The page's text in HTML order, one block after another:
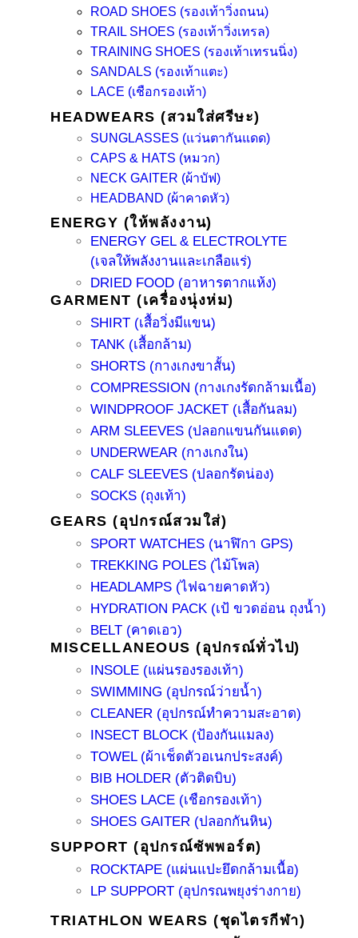
ROAD SHOES (รองเท้าวิ่งถนน)
TRAIL SHOES (รองเท้าวิ่งเทรล)
TRAINING SHOES (รองเท้าเทรนนิ่ง)
SANDALS (รองเท้าแตะ)
LACE (เชือกรองเท้า)
HEADWEARS (สวมใส่ศรีษะ)
SUNGLASSES (แว่นตากันแดด)
CAPS & HATS (หมวก)
NECK GAITER (ผ้าบัฟ)
HEADBAND (ผ้าคาดหัว)
ENERGY (ให้พลังงาน)
ENERGY GEL & ELECTROLYTE
(เจลให้พลังงานและเกลือแร่)
DRIED FOOD (อาหารตากแห้ง)
GARMENT (เครื่องนุ่งห่ม)
SHIRT (เสื้อวิ่งมีแขน)
TANK (เสื้อกล้าม)
SHORTS (กางเกงขาสั้น)
COMPRESSION (กางเกงรัดกล้ามเนื้อ)
WINDPROOF JACKET (เสื้อกันลม)
ARM SLEEVES (ปลอกแขนกันแดด)
UNDERWEAR (กางเกงใน)
CALF SLEEVES (ปลอกรัดน่อง)
SOCKS (ถุงเท้า)
GEARS (อุปกรณ์สวมใส่)
SPORT WATCHES (นาฬิกา GPS)
TREKKING POLES (ไม้โพล)
HEADLAMPS (ไฟฉายคาดหัว)
HYDRATION PACK (เป้ ขวดอ่อน ถุงน้ำ)
BELT (คาดเอว)
MISCELLANEOUS (อุปกรณ์ทั่วไป)
INSOLE (แผ่นรองรองเท้า)
SWIMMING (อุปกรณ์ว่ายน้ำ)
CLEANER (อุปกรณ์ทำความสะอาด)
INSECT BLOCK (ป้องกันแมลง)
TOWEL (ผ้าเช็ดตัวอเนกประสงค์)
BIB HOLDER (ตัวติดบิบ)
SHOES LACE (เชือกรองเท้า)
SHOES GAITER (ปลอกกันหิน)
SUPPORT (อุปกรณ์ซัพพอร์ต)
ROCKTAPE (แผ่นแปะยึดกล้ามเนื้อ)
LP SUPPORT (อุปกรณพยุงร่างกาย)
TRIATHLON WEARS (ชุดไตรกีฬา)